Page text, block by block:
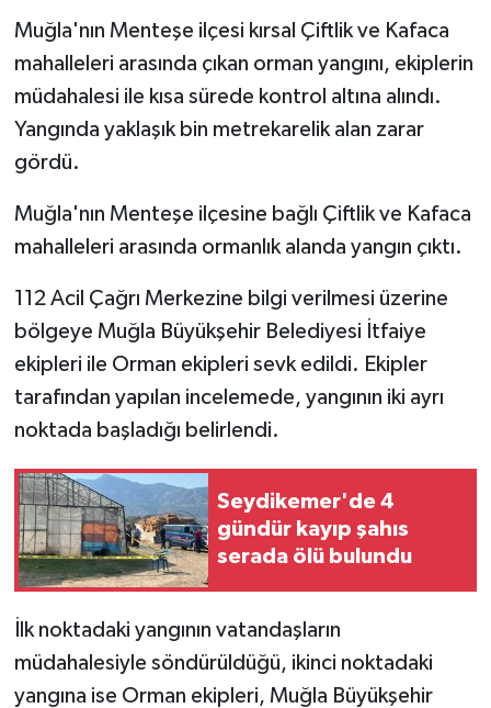
Muğla'nın Menteşe ilçesi kırsal Çiftlik ve Kafaca
mahalleleri arasında çıkan orman yangını, ekiplerin
müdahalesi ile kısa sürede kontrol altına alındı.
Yangında yaklaşık bin metrekarelik alan zarar
gördü.
Muğla'nın Menteşe ilçesine bağlı Çiftlik ve Kafaca
mahalleleri arasında ormanlık alanda yangın çıktı.
112 Acil Çağrı Merkezine bilgi verilmesi üzerine
bölgeye Muğla Büyükşehir Belediyesi İtfaiye
ekipleri ile Orman ekipleri sevk edildi. Ekipler
tarafından yapılan incelemede, yangının iki ayrı
noktada başladığı belirlendi.
Seydikemer'de 4
gündür kayıp şahıs
serada ölü bulundu
İlk noktadaki yangının vatandaşların
müdahalesiyle söndürüldüğü, ikinci noktadaki
yangına ise Orman ekipleri, Muğla Büyükşehir
Gayrimenkul
GENEL
GÜNDEM
HABERDE İNSAN
İNSAN
İş Dünyası
Jandarma
Kadın
KÜLTÜR SANAT
MAGAZİN
Otomobil
POLİTİKA